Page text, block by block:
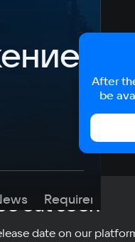
After
be
Requirements
out soon
date on our